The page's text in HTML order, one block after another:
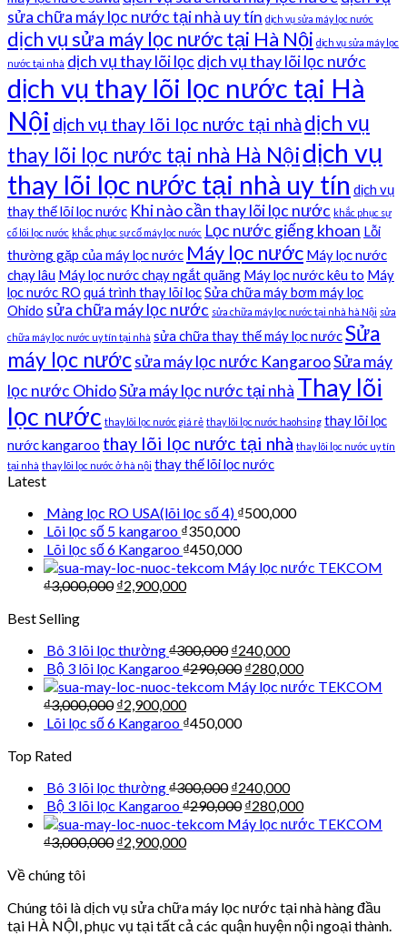
sửa chữa máy lọc nước tại nhà uy tín dịch vụ sửa máy lọc nước
dịch vụ sửa máy lọc nước tại Hà Nội dịch vụ sửa máy lọc
nước tại nhà dịch vụ thay lõi lọc dịch vụ thay lõi lọc nước
dịch vụ thay lõi lọc nước tại Hà
Nội dịch vụ thay lõi lọc nước tại nhà dịch vụ
thay lõi lọc nước tại nhà Hà Nộidịch vụ
thay lõi lọc nước tại nhà uy tín dịch vụ
thay thế lõi lọc nước Khi nào cần thay lõi lọc nước khắc phục sự
cố lõi lọc nước khắc phục sự cố máy lọc nước Lọc nước giếng khoan Lỗi
thường gặp của máy lọc nước Máy lọc nước Máy lọc nước
chạy lâu Máy lọc nước chạy ngắt quãng Máy lọc nước kêu to Máy
lọc nước RO quá trình thay lõi lọcSửa chữa máy bơm máy lọc
Ohido sửa chữa máy lọc nước sửa chữa máy lọc nước tại nhà hà Nội sửa
chữa máy lọc nước uy tín tại nhà sửa chữa thay thế máy lọc nướcSửa
máy lọc nướcsửa máy lọc nước KangarooSửa máy
lọc nước OhidoSửa máy lọc nước tại nhà Thay lõi
lọc nước thay lõi lọc nước giá rẻ thay lõi lọc nước haohsing thay lõi lọc
nước kangaroo thay lõi lọc nước tại nhà thay lõi lọc nước uy tín
tại nhà thay lõi lọc nước ở hà nội thay thế lõi lọc nước
Latest
Màng lọc RO USA(lõi lọc số 4) ₫500,000
Lõi lọc số 5 kangaroo ₫350,000
Lõi lọc số 6 Kangaroo ₫450,000
Máy lọc nước TEKCOM
₫3,000,000 ₫2,900,000
Best Selling
Bô 3 lõi lọc thường₫300,000 ₫240,000
Bộ 3 lõi lọc Kangaroo₫290,000 ₫280,000
Máy lọc nước TEKCOM
₫3,000,000 ₫2,900,000
Lõi lọc số 6 Kangaroo ₫450,000
Top Rated
Bô 3 lõi lọc thường₫300,000 ₫240,000
Bộ 3 lõi lọc Kangaroo₫290,000 ₫280,000
Máy lọc nước TEKCOM
₫3,000,000 ₫2,900,000
Về chúng tôi
Chúng tôi là dịch vụ sửa chữa máy lọc nước tại nhà hàng đầu
tại HÀ NỘI, phục vụ tại tất cả các quận huyện nội ngoại thành.